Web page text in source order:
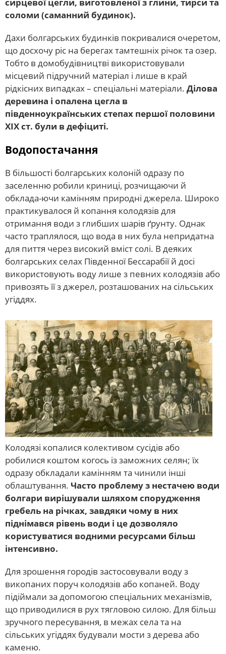
сирцевої цегли, виготовленої з глини, тирси та
соломи (саманний будинок).
Дахи болгарських будинків покривалися очеретом,
що досхочу ріс на берегах тамтешніх річок та озер.
Тобто в домобудівництві використовували
місцевий підручний матеріал і лише в край
рідкісних випадках – спеціальні матеріали. Ділова
деревина і опалена цегла в
південноукраїнських степах першої половини
ХІХ ст. були в дефіциті.
Водопостачання
В більшості болгарських колоній одразу по
заселенню робили криниці, розчищаючи й
обклада-ючи камінням природні джерела. Широко
практикувалося й копання колодязів для
отримання води з глибших шарів ґрунту. Однак
часто траплялося, що вода в них була непридатна
для пиття через високий вміст солі. В деяких
болгарських селах Південної Бессарабії й досі
використовують воду лише з певних колодязів або
привозять її з джерел, розташованих на сільських
угіддях.
Колодязі копалися колективом сусідів або
робилися коштом когось із заможних селян; їх
одразу обкладали камінням та чинили інші
облаштування. Часто проблему з нестачею води
болгари вирішували шляхом спорудження
гребель на річках, завдяки чому в них
піднімався рівень води і це дозволяло
користуватися водними ресурсами більш
інтенсивно.
Для зрошення городів застосовували воду з
викопаних поруч колодязів або копаней. Воду
підіймали за допомогою спеціальних механізмів,
що приводилися в рух тягловою силою. Для більш
зручного пересування, в межах села та на
сільських угіддях будували мости з дерева або
каменю.